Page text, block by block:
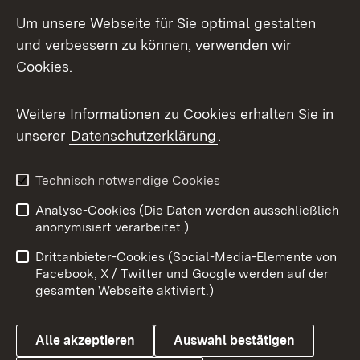
Facebook
X / Twitter
Youtube
Impressum
Kontakt
Barrierefreiheit
Datenschutz
Cookies
Um unsere Webseite für Sie optimal gestalten
und verbessern zu können, verwenden wir
Cookies.
Weitere Informationen zu Cookies erhalten Sie in
unserer Datenschutzerklärung.
Technisch notwendige Cookies
Analyse-Cookies (Die Daten werden ausschließlich
anonymisiert verarbeitet.)
Drittanbieter-Cookies (Social-Media-Elemente von
Facebook, X / Twitter und Google werden auf der
gesamten Webseite aktiviert.)
Alle akzeptieren Auswahl bestätigen